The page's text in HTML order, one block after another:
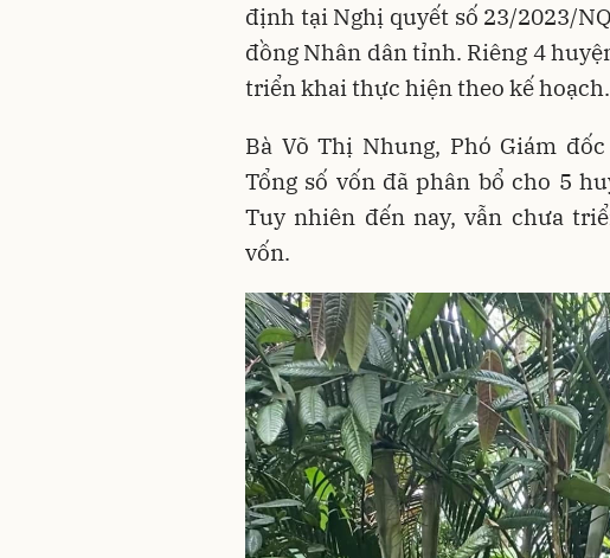
định tại Nghị quyết số 23/2023/
đồng Nhân dân tỉnh. Riêng 4
triển khai thực hiện theo kế hoạch.
Bà Võ Thị Nhung, Phó Giám
Tổng số vốn đã phân bổ cho 5
Tuy nhiên đến nay, vẫn chưa
vốn.